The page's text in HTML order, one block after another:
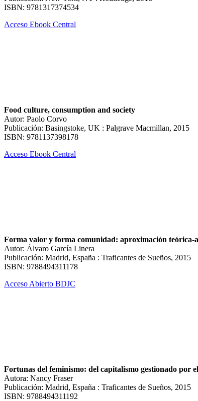
ISBN: 9781317374534
Acceso Ebook Central
Food culture, consumption and society
Autor: Paolo Corvo
Publicación: Basingstoke, UK : Palgrave Macmillan, 2015
ISBN: 9781137398178
Acceso Ebook Central
Forma valor y forma comunidad: aproximación teórica-
Autor: Álvaro García Linera
Publicación: Madrid, España : Traficantes de Sueños, 2015
ISBN: 9788494311178
Acceso Abierto BDJC
Fortunas del feminismo: del capitalismo gestionado por
Autora: Nancy Fraser
Publicación: Madrid, España : Traficantes de Sueños, 2015
ISBN: 9788494311192